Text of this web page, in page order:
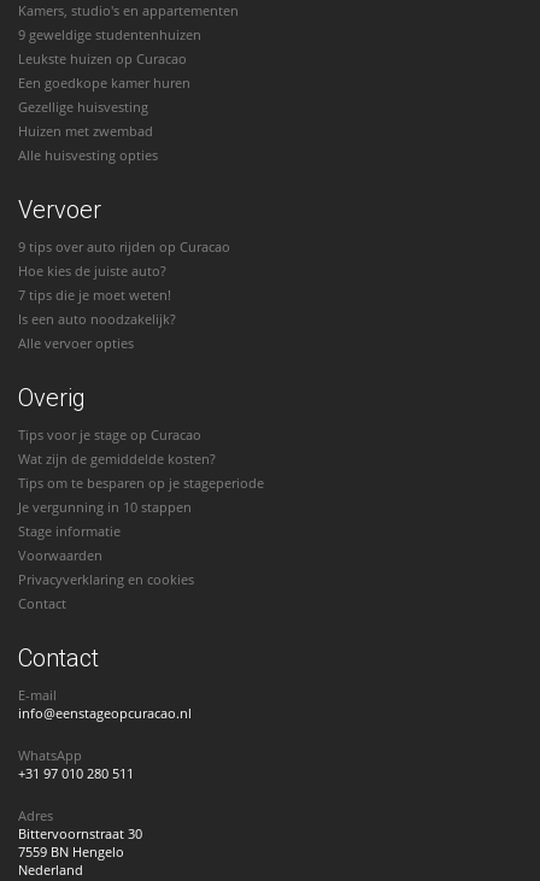
Kamers, studio's en appartementen
9 geweldige studentenhuizen
Leukste huizen op Curacao
Een goedkope kamer huren
Gezellige huisvesting
Huizen met zwembad
Alle huisvesting opties
Vervoer
9 tips over auto rijden op Curacao
Hoe kies de juiste auto?
7 tips die je moet weten!
Is een auto noodzakelijk?
Alle vervoer opties
Overig
Tips voor je stage op Curacao
Wat zijn de gemiddelde kosten?
Tips om te besparen op je stageperiode
Je vergunning in 10 stappen
Stage informatie
Voorwaarden
Privacyverklaring en cookies
Contact
Contact
E-mail
info@eenstageopcuracao.nl
WhatsApp
+31 97 010 280 511
Adres
Bittervoornstraat 30
7559 BN Hengelo
Nederland